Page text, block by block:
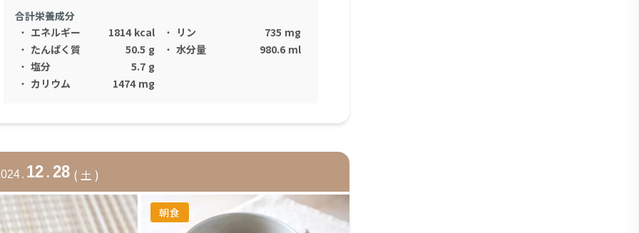
合計栄養成分
・ エネルギー 1814 kcal
・ たんぱく質 50.5 g
・ 塩分 5.7 g
・ カリウム 1474 mg
・ リン 735 mg
・ 水分量 980.6 ml
. 12 .28 ( 土 )
朝食